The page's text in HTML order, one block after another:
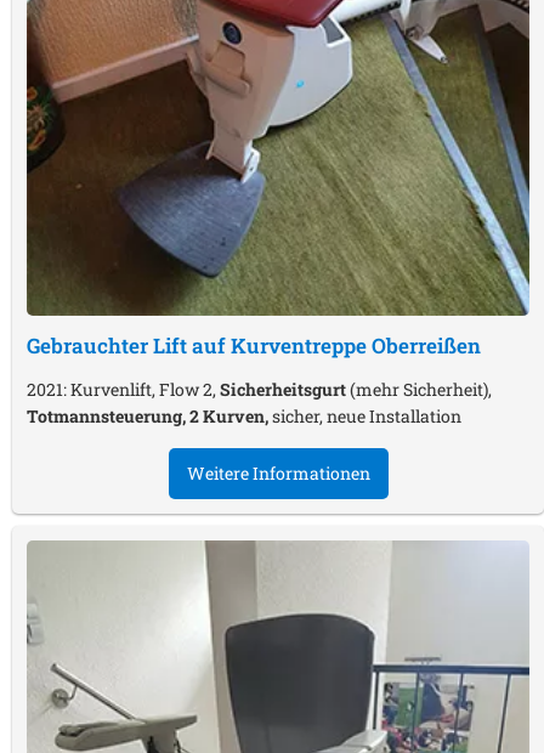
Gebrauchter Lift auf KurventreppeOberreißen
2021: Kurvenlift, Flow 2, Sicherheitsgurt(mehr Sicherheit),
Totmannsteuerung, 2 Kurven,sicher, neue Installation
Weitere Informationen